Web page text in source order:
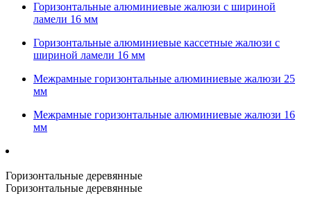
Горизонтальные алюминиевые жалюзи с шириной
ламели 16 мм
Горизонтальные алюминиевые кассетные жалюзи с
шириной ламели 16 мм
Межрамные горизонтальные алюминиевые жалюзи 25
мм
Межрамные горизонтальные алюминиевые жалюзи 16
мм
Горизонтальные деревянные
Горизонтальные деревянные